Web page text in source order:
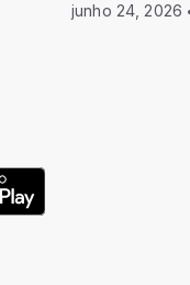
junho 24, 2026